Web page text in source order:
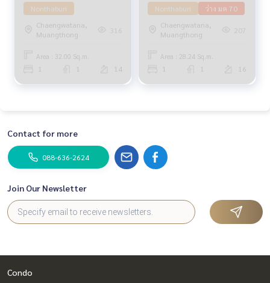
Nonthaburi
Chaengwatana,
Muangthong
316
Area : 32.00 Sq.m.
1 1 14
Nonthaburi
ว่าง มค 70
Chaengwatana,
Muangthong
207
Area : 28.24 Sq.m.
1 1 16
Contact for more
088-636-2624
Join Our Newsletter
Condo